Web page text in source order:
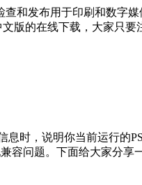
和发布用于印刷和数字
版的在线下载，大家只要
息时，说明你当前运行
容问题。下面给大家分